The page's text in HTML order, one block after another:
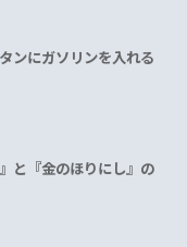
ンにガソリンを入れる
と『金のほりにし』の